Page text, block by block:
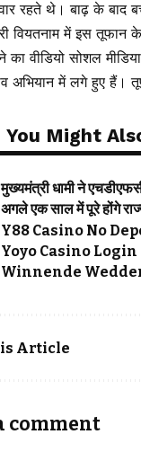
रहते थे। बाढ़ के बाद
वियतनाम में इस
का वीडियो सोशल
अभियान में लगे हुए हैं।
You Might
मुख्यमंत्री धामी ने
अगले एक साल में पूरे होंगे
Y88 Casino No
Yoyo Casino Login
Winnende
Article
comment